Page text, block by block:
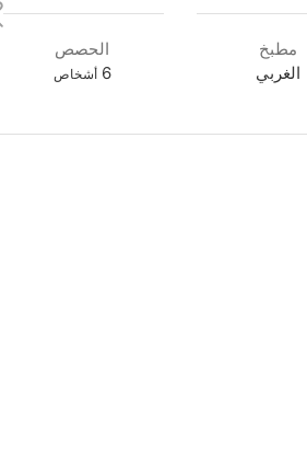
مطبخ
الغربي
الحصص
6 أشخاص